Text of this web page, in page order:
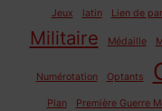
Jeux latin Lien de
Militaire Médaille
Numérotation Optants
Plan Première Guerre